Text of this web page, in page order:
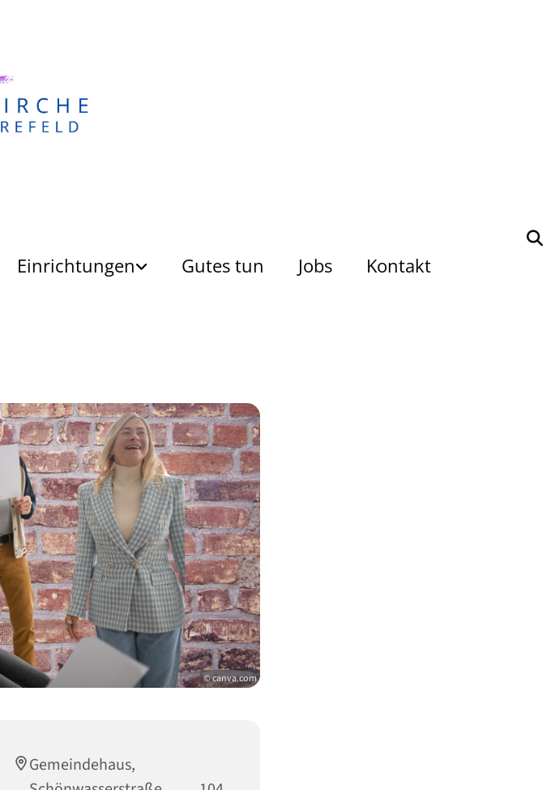
Einrichtungen Gutes tun Jobs Kontakt
© canva.com
Gemeindehaus,